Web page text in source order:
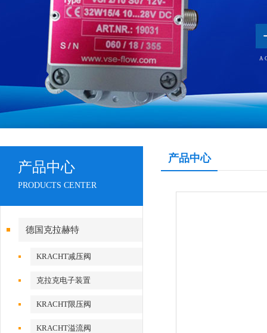
产品中心
PRODUCTS CENTER
德国克拉赫特
KRACHT减压阀
克拉克电子装置
KRACHT限压阀
KRACHT溢流阀
产品中心